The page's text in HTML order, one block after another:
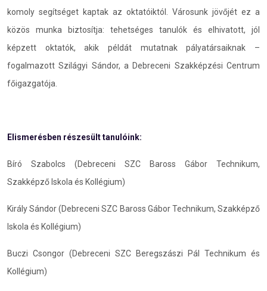
komoly segítséget kaptak az oktatóiktól. Városunk jövőjét ez a
közös munka biztosítja: tehetséges tanulók és elhivatott, jól
képzett oktatók, akik példát mutatnak pályatársaiknak –
fogalmazott Szilágyi Sándor, a Debreceni Szakképzési Centrum
főigazgatója.
Elismerésben részesült tanulóink:
Bíró Szabolcs (Debreceni SZC Baross Gábor Technikum,
Szakképző Iskola és Kollégium)
Király Sándor (Debreceni SZC Baross Gábor Technikum, Szakképző
Iskola és Kollégium)
Buczi Csongor (Debreceni SZC Beregszászi Pál Technikum és
Kollégium)